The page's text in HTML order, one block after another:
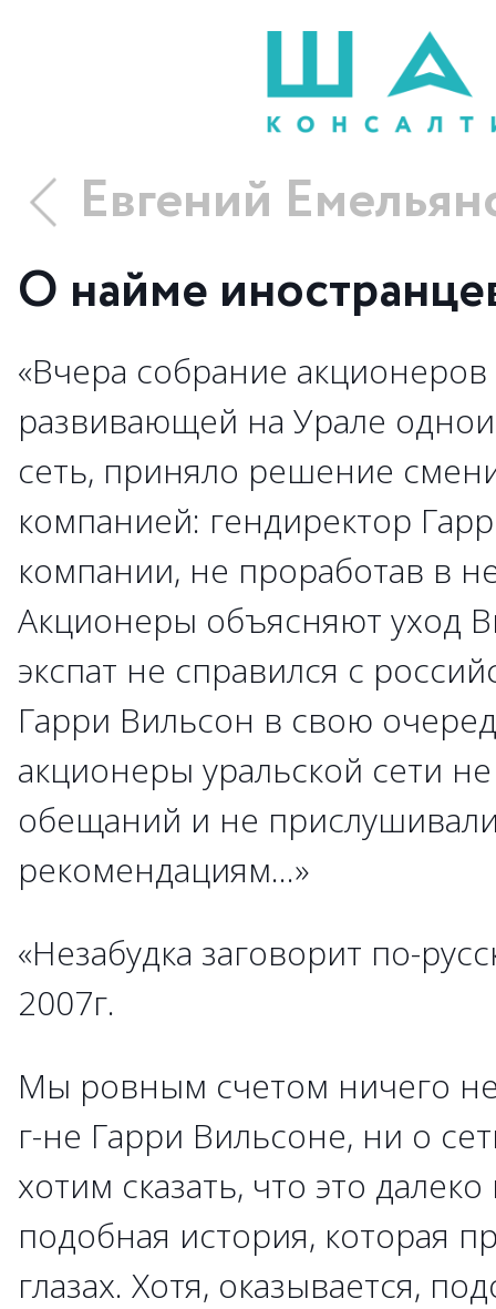
Евгений
О найме
«Вчера собрание акционеров
развивающей на Урале
сеть, приняло решение
компанией: гендиректор
компании, не проработав в
Акционеры объясняют уход
экспат не справился с
Гарри Вильсон в свою
акционеры уральской сети
обещаний и не
рекомендациям...»
«Незабудка заговорит по-
2007г.
Мы ровным счетом ничего
г-не Гарри Вильсоне, ни о
хотим сказать, что это
подобная история, которая
глазах. Хотя, оказывается,